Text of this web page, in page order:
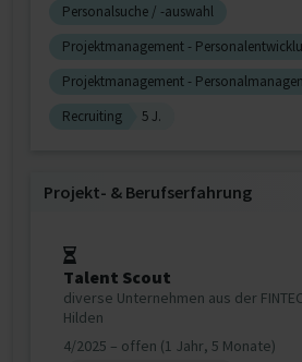
Personalsuche / -auswahl
Projektmanagement -
Projektmanagement -
Recruiting
5 J.
Projekt‐ & Berufserfahrung
Talent Scout
diverse Unternehmen aus der
Hilden
4/2025 – offen (1 Jahr, 5 Monate)